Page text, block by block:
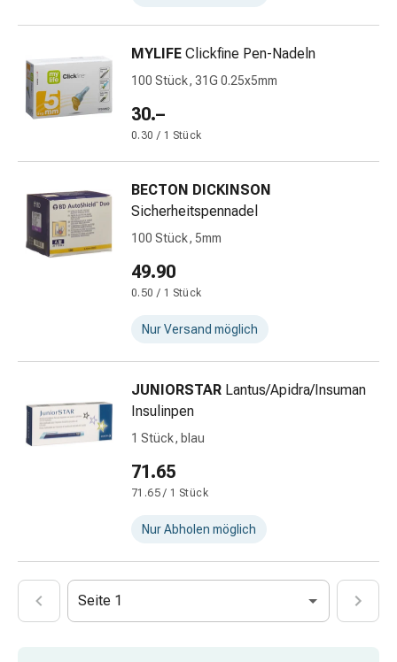
Schlafstörungen
Schnarchen
Atemwege
Nasenmittel
Atemwegsbeschwerden
Infektionen
Windpocken
Stoffwechsel
Osteoporose
Immunsuppressivum
Zecken
&
Wurmmittel
&
Präparate
Zeckenpinzetten
Rezeptpflichtige
Rezeptpflichtige
Menstruation
MYLIFE Clickfine Pen-Nadeln
100 Stück, 31G 0.25x5mm
30.–
0.30 / 1 Stück
BECTON DICKINSON
Sicherheitspennadel
100 Stück, 5mm
49.90
0.50 / 1 Stück
Nur Versand möglich
JUNIORSTAR Lantus/Apidra/Insuman
Insulinpen
1 Stück, blau
71.65
71.65 / 1 Stück
Nur Abholen möglich
Seite 1